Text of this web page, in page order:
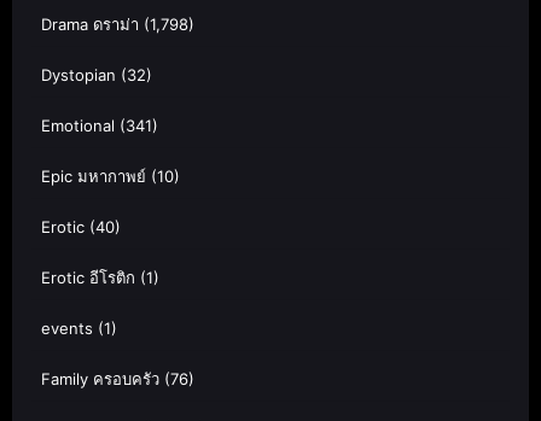
Drama ดราม่า (1,798)
Dystopian (32)
Emotional (341)
Epic มหากาพย์ (10)
Erotic (40)
Erotic อีโรติก (1)
events (1)
Family ครอบครัว (76)